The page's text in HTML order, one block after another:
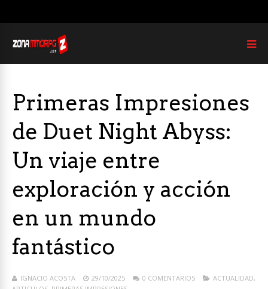
Primeras Impresiones
de Duet Night Abyss:
Un viaje entre
exploración y acción
en un mundo
fantástico
IGNACIO ACOSTA 29/10/2025 0 COMENTARIOS ACTUALIDAD,